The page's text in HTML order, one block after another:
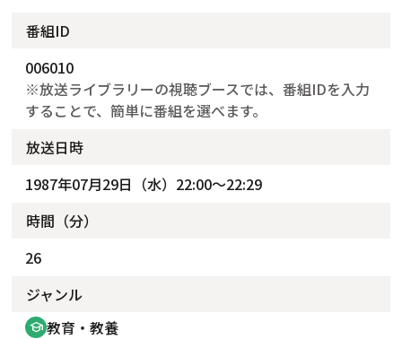
番組ID
006010
※放送ライブラリーの視聴ブースでは、番組IDを入力
することで、簡単に番組を選べます。
放送日時
1987年07月29日（水）22:00～22:29
時間（分）
26
ジャンル
school 教育・教養